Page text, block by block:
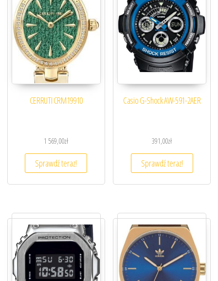
CERRUTI CRM19910
1 569,00zł
Sprawdź teraz!
Casio G-Shock AW-591-2AER
391,00zł
Sprawdź teraz!